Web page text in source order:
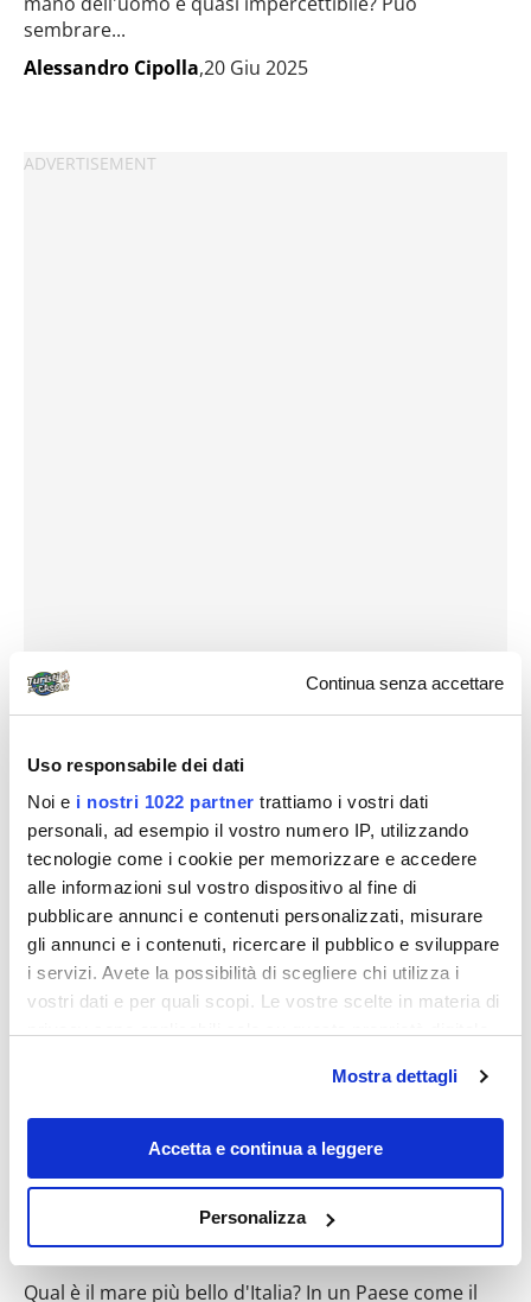
Continua senza accettare
Uso responsabile dei dati
Noi e i nostri 1022 partner trattiamo i vostri dati
personali, ad esempio il vostro numero IP, utilizzando
tecnologie come i cookie per memorizzare e accedere
alle informazioni sul vostro dispositivo al fine di
pubblicare annunci e contenuti personalizzati, misurare
gli annunci e i contenuti, ricercare il pubblico e sviluppare
i servizi. Avete la possibilità di scegliere chi utilizza i
vostri dati e per quali scopi. Le vostre scelte in materia di
modificare o revocare il proprio consenso in qualsiasi
momento dalla Dichiarazione sui cookie o facendo clic
sull'icona di attivazione della privacy.
raccogliere informazioni sulla tua posizione
geografica, con un'approssimazione di qualche
metro,
Mostra dettagli
Accetta e continua a leggere
Personalizza
sembrare...
Alessandro Cipolla,20 Giu 2025
Destinazioni
Spiagge 5 Vele 2025: i premi di
Legambiente per il mare più bello d’Italia
Qual è il mare più bello d'Italia? In un Paese come il